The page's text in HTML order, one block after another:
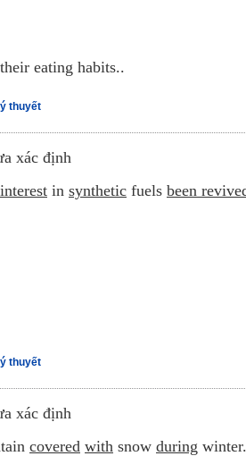
eating habits..
thuyết
xác định
in synthetic fuels been
thuyết
xác định
covered with snow during winter.